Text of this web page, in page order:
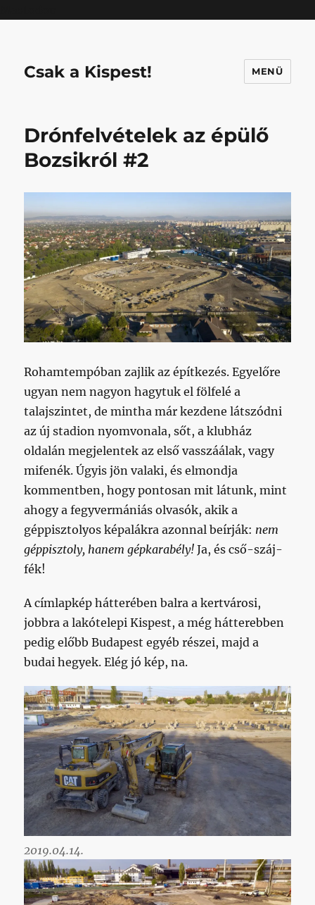
Csak a Kispest! MENÜ
Drónfelvételek az épülő
Bozsikról #2
Rohamtempóban zajlik az építkezés. Egyelőre
ugyan nem nagyon hagytuk el fölfelé a
talajszintet, de mintha már kezdene látszódni
az új stadion nyomvonala, sőt, a klubház
oldalán megjelentek az első vasszáálak, vagy
mifenék. Úgyis jön valaki, és elmondja
kommentben, hogy pontosan mit látunk, mint
ahogy a fegyvermániás olvasók, akik a
géppisztolyos képalákra azonnal beírják: nem
géppisztoly, hanem gépkarabély!Ja, és cső-száj-
fék!
A címlapkép hátterében balra a kertvárosi,
jobbra a lakótelepi Kispest, a még hátterebben
pedig előbb Budapest egyéb részei, majd a
budai hegyek. Elég jó kép, na.
2019.04.14.